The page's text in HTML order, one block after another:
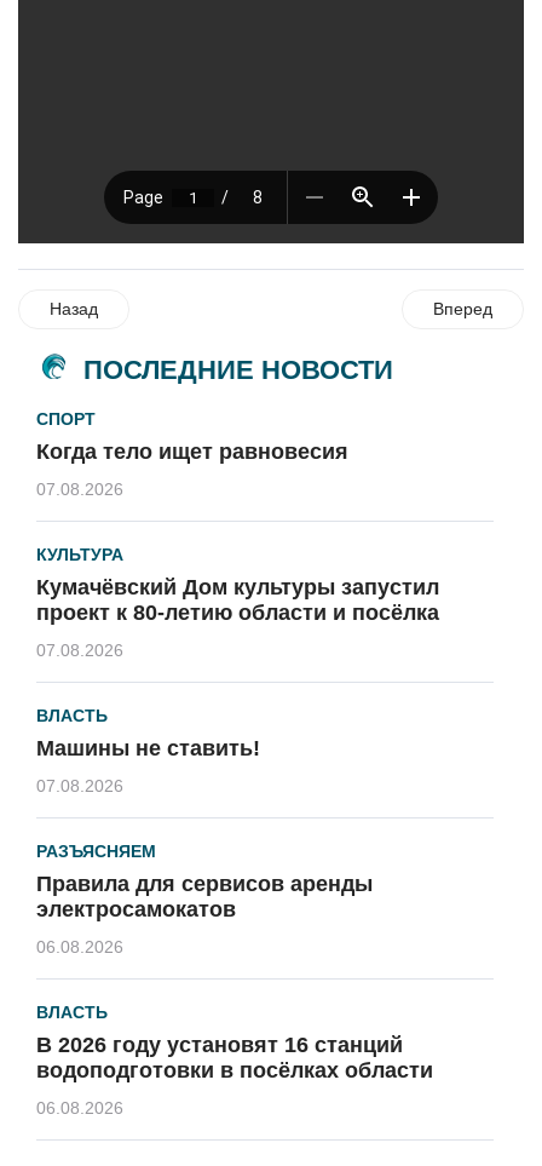
Назад Вперед
ПОСЛЕДНИЕ НОВОСТИ
СПОРТ
Когда тело ищет равновесия
07.08.2026
КУЛЬТУРА
Кумачёвский Дом культуры запустил
проект к 80-летию области и посёлка
07.08.2026
ВЛАСТЬ
Машины не ставить!
07.08.2026
РАЗЪЯСНЯЕМ
Правила для сервисов аренды
электросамокатов
06.08.2026
ВЛАСТЬ
В 2026 году установят 16 станций
водоподготовки в посёлках области
06.08.2026